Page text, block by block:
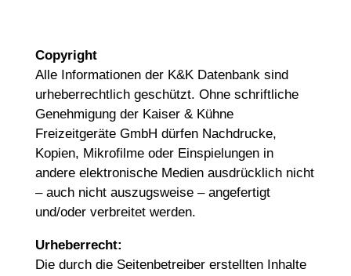
Copyright
Alle Informationen der K&K Datenbank sind
urheberrechtlich geschützt. Ohne schriftliche
Genehmigung der Kaiser & Kühne
Freizeitgeräte GmbH dürfen Nachdrucke,
Kopien, Mikrofilme oder Einspielungen in
andere elektronische Medien ausdrücklich nicht
– auch nicht auszugsweise – angefertigt
und/oder verbreitet werden.
Urheberrecht:
Die durch die Seitenbetreiber erstellten Inhalte